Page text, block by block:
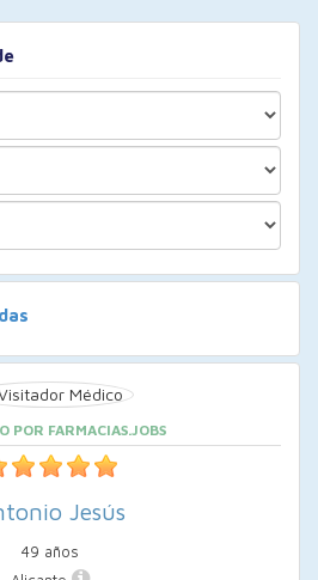
POR FARMACIAS.JOBS
Jesús
49 años